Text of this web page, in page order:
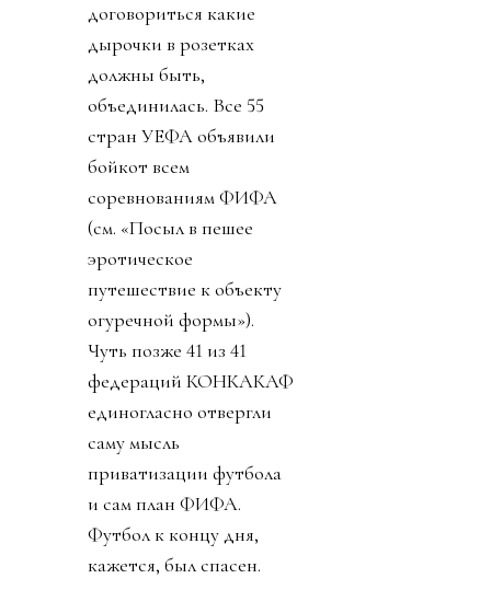
договориться какие
дырочки в розетках
должны быть,
объединилась. Все 55
стран УЕФА объявили
бойкот всем
соревнованиям ФИФА
(см. «Посыл в пешее
эротическое
путешествие к объекту
огуречной формы»).
Чуть позже 41 из 41
федераций КОНКАКАФ
единогласно отвергли
саму мысль
приватизации футбола
и сам план ФИФА.
Футбол к концу дня,
кажется, был спасен.